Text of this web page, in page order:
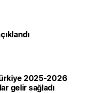
2025-2026
gelir sağladı